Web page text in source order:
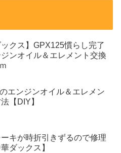
ックス】GPX125慣らし完了
ンオイル＆エレメント交換
エンジンオイル＆エレメン
【DIY】
ーキが時折引きずるので修理
ダックス】